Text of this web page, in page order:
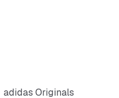
adidas Originals